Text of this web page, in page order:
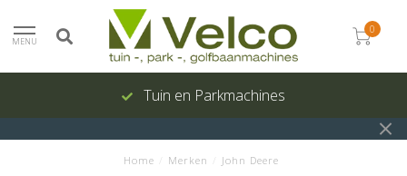
MENU
0
Tuin en Parkmachines
Home Merken John Deere